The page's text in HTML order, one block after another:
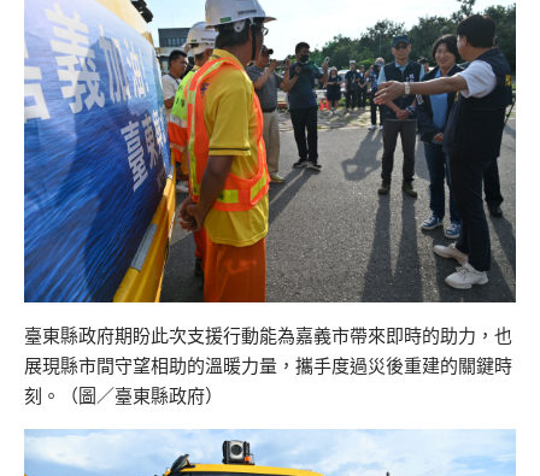
臺東縣政府期盼此次支援行動能為嘉義市帶來即時的助力，也
展現縣市間守望相助的溫暖力量，攜手度過災後重建的關鍵時
刻。（圖／臺東縣政府）